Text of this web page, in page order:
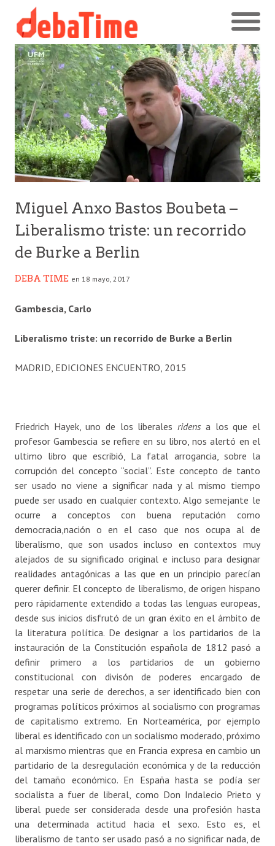
Miguel Anxo Bastos Boubeta –
Liberalismo triste: un recorrido
de Burke a Berlin
DEBA TIME en 18 mayo, 2017
Gambescia, Carlo
Liberalismo triste: un recorrido de Burke a Berlin
MADRID, EDICIONES ENCUENTRO, 2015
Friedrich Hayek, uno de los liberales ridens a los que el
profesor Gambescia se refiere en su libro, nos alertó en el
ultimo libro que escribió, La fatal arrogancia, sobre la
corrupción del concepto “social”. Este concepto de tanto
ser usado no viene a significar nada y al mismo tiempo
puede ser usado en cualquier contexto. Algo semejante le
ocurre a conceptos con buena reputación como
democracia,nación o en el caso que nos ocupa al de
liberalismo, que son usados incluso en contextos muy
alejados de su significado original e incluso para designar
realidades antagónicas a las que en un principio parecían
querer definir. El concepto de liberalismo, de origen hispano
pero rápidamente extendido a todas las lenguas europeas,
desde sus inicios disfrutó de un gran éxito en el ámbito de
la literatura política. De designar a los partidarios de la
instauración de la Constitución española de 1812 pasó a
definir primero a los partidarios de un gobierno
constitucional con divisón de poderes encargado de
respetar una serie de derechos, a ser identificado bien con
programas políticos próximos al socialismo con programas
de capitalismo extremo. En Norteamérica, por ejemplo
liberal es identificado con un socialismo moderado, próximo
al marxismo mientras que en Francia expresa en cambio un
partidario de la desregulación económica y de la reducción
del tamaño económico. En España hasta se podía ser
socialista a fuer de liberal, como Don Indalecio Prieto y
liberal puede ser considerada desde una profesión hasta
una determinada actitud hacia el sexo. Esto es, el
liberalismo de tanto ser usado pasó a no significar nada, de